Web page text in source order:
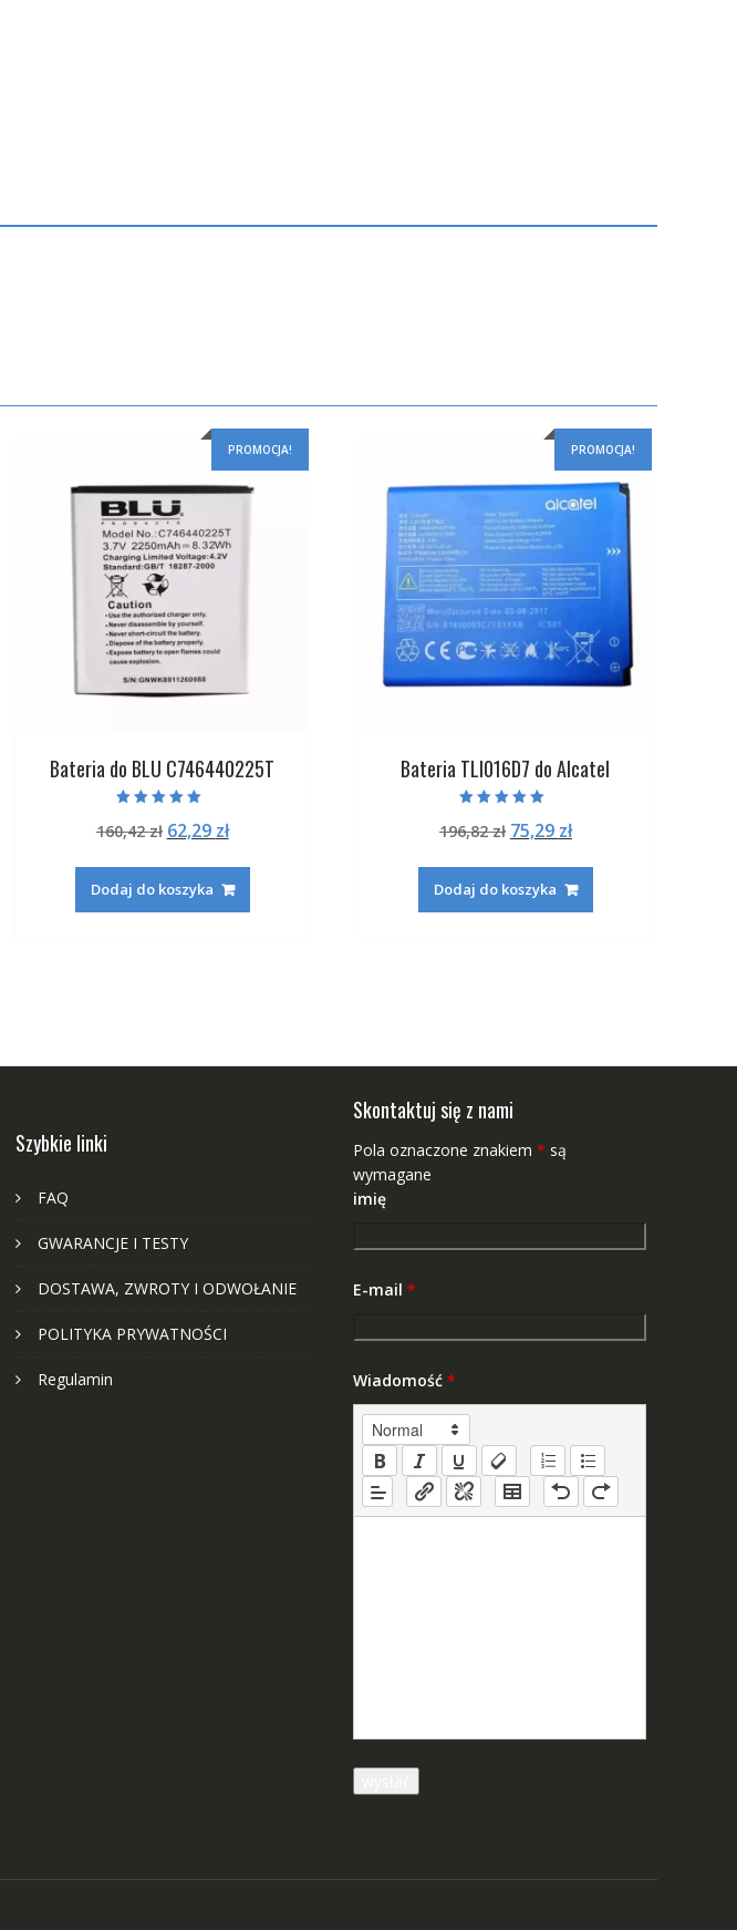
PROMOCJA!
Bateria do BLU C746440225T
5.00
na 5
160,42zł Pierwotna
wynosiła:
160,42 zł.
62,29 złAktualna
62,29 zł.
Dodaj do koszyka
PROMOCJA!
Bateria TLI016D7 do Alcatel
5.00
na 5
196,82zł Pierwotna
wynosiła:
196,82 zł.
75,29 złAktualna
75,29 zł.
Dodaj do koszyka
Szybkie linki
FAQ
GWARANCJE I TESTY
DOSTAWA, ZWROTY I ODWOŁANIE
POLITYKA PRYWATNOŚCI
Regulamin
Skontaktuj się z nami
Pola oznaczone znakiem * są
wymagane
imię
E-mail *
Wiadomość *